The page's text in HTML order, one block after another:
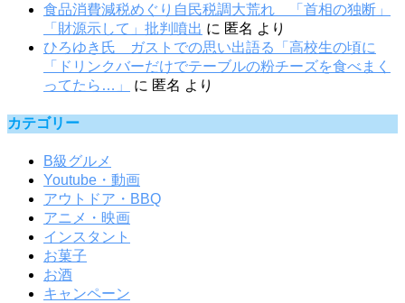
食品消費減税めぐり自民税調大荒れ 「首相の独断」
「財源示して」批判噴出 に 匿名 より
ひろゆき氏 ガストでの思い出語る「高校生の頃に
「ドリンクバーだけでテーブルの粉チーズを食べまく
ってたら…」
に 匿名 より
カテゴリー
B級グルメ
Youtube・動画
アウトドア・BBQ
アニメ・映画
インスタント
お菓子
お酒
キャンペーン